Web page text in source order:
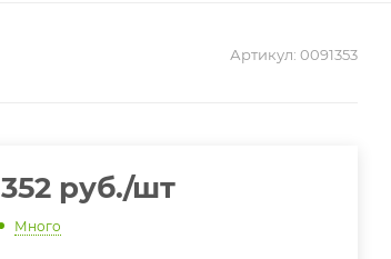
Артикул: 0091353
352руб./шт
Много